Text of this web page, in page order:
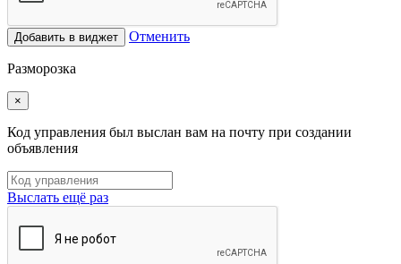
Добавить в виджет Отменить
Разморозка
×
Код управления был выслан вам на почту при создании
объявления
Выслать ещё раз